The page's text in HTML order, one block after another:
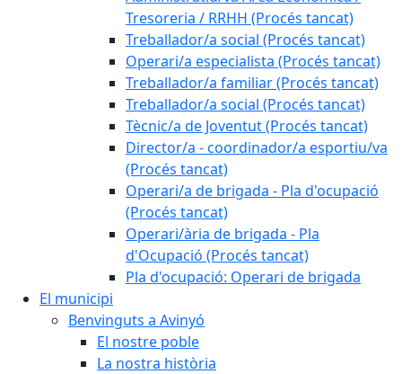
Tresoreria / RRHH (Procés tancat)
Treballador/a social (Procés tancat)
Operari/a especialista (Procés tancat)
Treballador/a familiar (Procés tancat)
Treballador/a social (Procés tancat)
Tècnic/a de Joventut (Procés tancat)
Director/a - coordinador/a esportiu/va
(Procés tancat)
Operari/a de brigada - Pla d'ocupació
(Procés tancat)
Operari/ària de brigada - Pla
d'Ocupació (Procés tancat)
Pla d'ocupació: Operari de brigada
El municipi
Benvinguts a Avinyó
El nostre poble
La nostra història